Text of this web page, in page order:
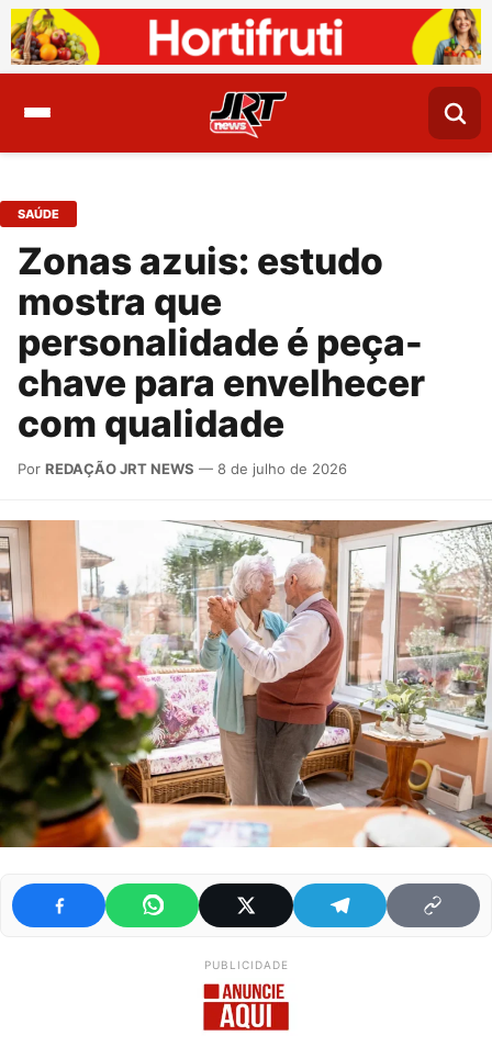
SAÚDE
Zonas azuis: estudo
mostra que
personalidade é peça-
chave para envelhecer
com qualidade
Por REDAÇÃO JRT NEWS — 8 de julho de 2026
PUBLICIDADE